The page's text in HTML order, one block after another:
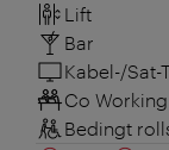
Lift
Bar
Kabel-/Sat-
Co
Bedingt